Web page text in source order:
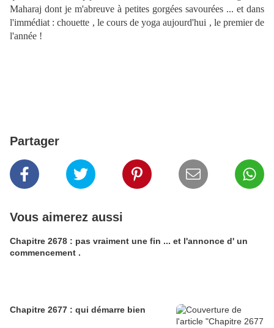
Maharaj dont je m'abreuve à petites gorgées savourées ... et dans
l'immédiat : chouette , le cours de yoga aujourd'hui , le premier de
l'année !
Partager
Vous aimerez aussi
Chapitre 2678 : pas vraiment une fin ... et l'annonce d' un
commencement .
Chapitre 2677 : qui démarre bien